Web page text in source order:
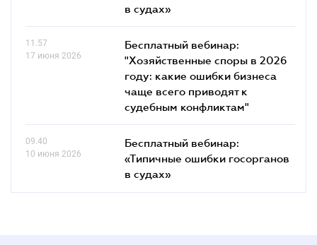
в судах»
11.57
17 июня 2026
Бесплатный вебинар:
"Хозяйственные споры в 2026
году: какие ошибки бизнеса
чаще всего приводят к
судебным конфликтам"
09.40
10 июня 2026
Бесплатный вебинар:
«Типичные ошибки госорганов
в судах»